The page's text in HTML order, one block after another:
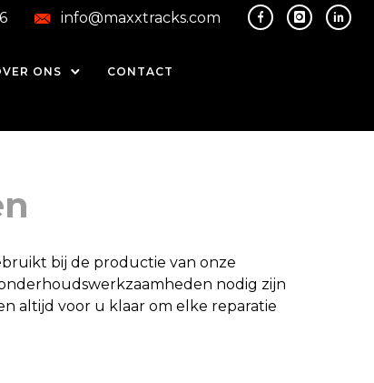
info@maxxtracks.com
ONS
CONTACT
bij de productie van onze
nodig zijn
altijd voor u klaar om elke reparatie